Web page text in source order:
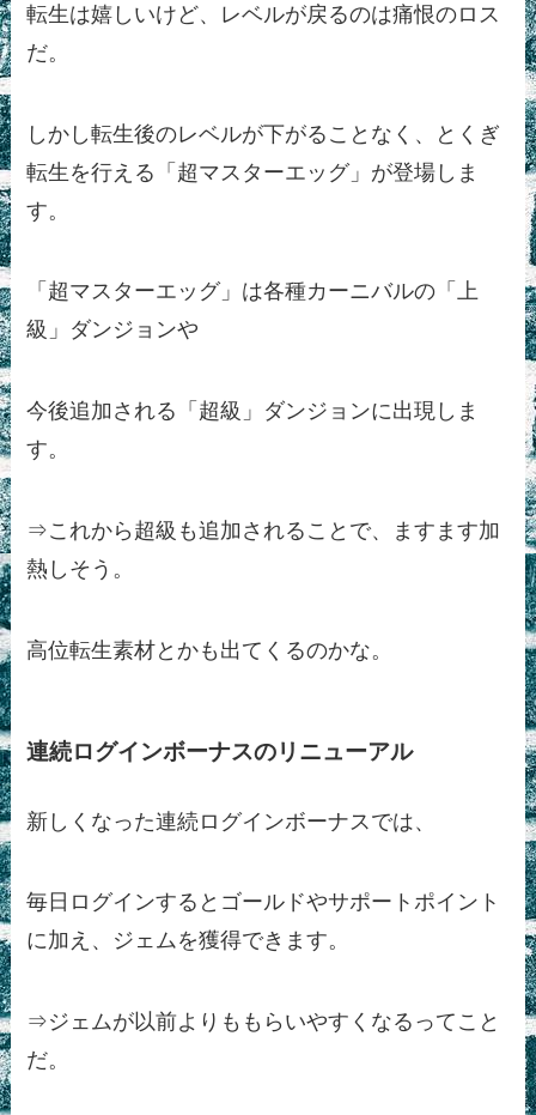
転生は嬉しいけど、レベルが戻るのは痛恨のロス
だ。
しかし転生後のレベルが下がることなく、とくぎ
転生を行える「超マスターエッグ」が登場しま
す。
「超マスターエッグ」は各種カーニバルの「上
級」ダンジョンや
今後追加される「超級」ダンジョンに出現しま
す。
⇒これから超級も追加されることで、ますます加
熱しそう。
高位転生素材とかも出てくるのかな。
連続ログインボーナスのリニューアル
新しくなった連続ログインボーナスでは、
毎日ログインするとゴールドやサポートポイント
に加え、ジェムを獲得できます。
⇒ジェムが以前よりももらいやすくなるってこと
だ。